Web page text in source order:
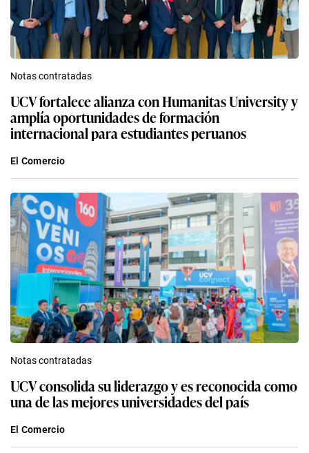
Notas contratadas
UCV fortalece alianza con Humanitas University y
amplía oportunidades de formación
internacional para estudiantes peruanos
El Comercio
Notas contratadas
UCV consolida su liderazgo y es reconocida como
una de las mejores universidades del país
El Comercio